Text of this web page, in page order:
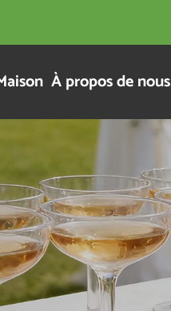
À propos de nous